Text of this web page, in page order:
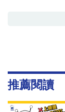
推薦閱讀